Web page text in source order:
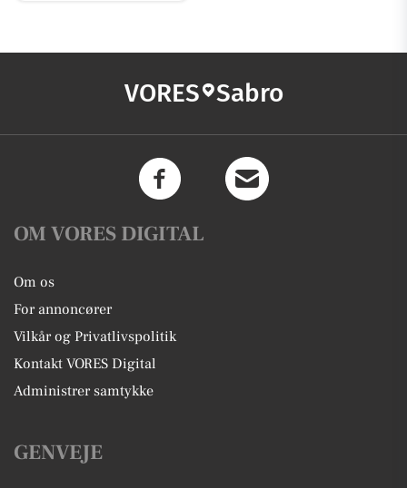
VORES Sabro
OM VORES DIGITAL
Om os
For annoncører
Vilkår og Privatlivspolitik
Kontakt VORES Digital
Administrer samtykke
GENVEJE